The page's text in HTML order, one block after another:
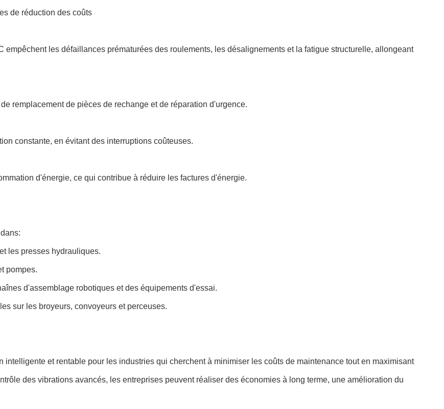
de réduction des coûts
empêchent les défaillances prématurées des roulements, les désalignements et la fatigue structurelle, allongeant
remplacement de pièces de rechange et de réparation d'urgence.
constante, en évitant des interruptions coûteuses.
d'énergie, ce qui contribue à réduire les factures d'énergie.
les presses hydrauliques.
pompes.
d'assemblage robotiques et des équipements d'essai.
sur les broyeurs, convoyeurs et perceuses.
intelligente et rentable pour les industries qui cherchent à minimiser les coûts de maintenance tout en maximisant
des vibrations avancés, les entreprises peuvent réaliser des économies à long terme, une amélioration du